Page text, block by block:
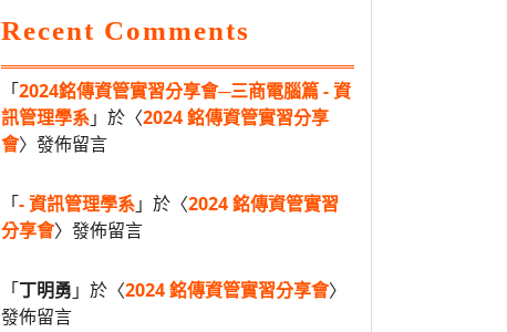
Recent Comments
「2024銘傳資管實習分享會─三商電腦篇 - 資
訊管理學系」於〈2024 銘傳資管實習分享
會〉發佈留言
「- 資訊管理學系」於〈2024 銘傳資管實習
分享會〉發佈留言
「丁明勇 」於〈2024 銘傳資管實習分享會〉
發佈留言